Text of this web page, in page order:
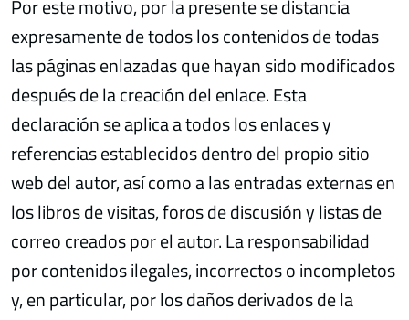
Por este motivo, por la presente se distancia
expresamente de todos los contenidos de todas
las páginas enlazadas que hayan sido modificados
después de la creación del enlace. Esta
declaración se aplica a todos los enlaces y
referencias establecidos dentro del propio sitio
web del autor, así como a las entradas externas en
los libros de visitas, foros de discusión y listas de
correo creados por el autor. La responsabilidad
por contenidos ilegales, incorrectos o incompletos
y, en particular, por los daños derivados de la